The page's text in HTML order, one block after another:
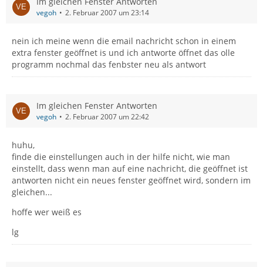
vegoh 2. Februar 2007 um 23:14
nein ich meine wenn die email nachricht schon in einem
extra fenster geöffnet is und ich antworte öffnet das olle
programm nochmal das fenbster neu als antwort
Im gleichen Fenster Antworten
vegoh 2. Februar 2007 um 22:42
huhu,
finde die einstellungen auch in der hilfe nicht, wie man
einstellt, dass wenn man auf eine nachricht, die geöffnet ist
antworten nicht ein neues fenster geöffnet wird, sondern im
gleichen...
hoffe wer weiß es
lg